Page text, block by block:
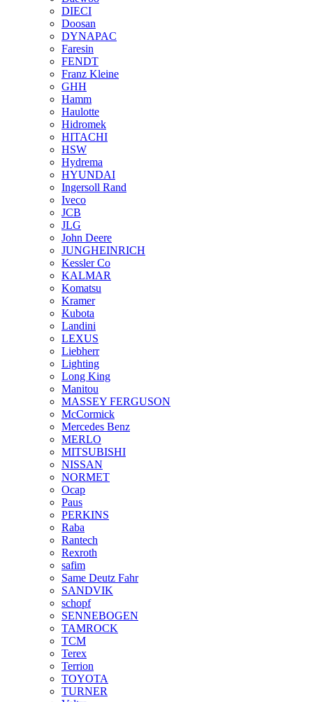
DIECI
Doosan
DYNAPAC
Faresin
FENDT
Franz Kleine
GHH
Hamm
Haulotte
Hidromek
HITACHI
HSW
Hydrema
HYUNDAI
Ingersoll Rand
Iveco
JCB
JLG
John Deere
JUNGHEINRICH
Kessler Co
KALMAR
Komatsu
Kramer
Kubota
Landini
LEXUS
Liebherr
Lighting
Long King
Manitou
MASSEY FERGUSON
McCormick
Mercedes Benz
MERLO
MITSUBISHI
NISSAN
NORMET
Ocap
Paus
PERKINS
Raba
Rantech
Rexroth
safim
Same Deutz Fahr
SANDVIK
schopf
SENNEBOGEN
TAMROCK
TCM
Terex
Terrion
TOYOTA
TURNER